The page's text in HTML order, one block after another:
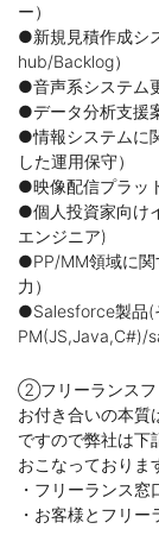
ー）
●新規見積作成シ
hub/Backlog）
●音声系システム
●データ分析支援
●情報システムに
した運用保守）
●映像配信プラッ
●個人投資家向け
エンジニア)
●PP/MM領域に
力）
●Salesforce製品(
PM(JS,Java,C#)/
②フリーランスフ
お付き合いの本質
ですので弊社は下
おこなっておりま
・フリーランス
・お客様とフリ